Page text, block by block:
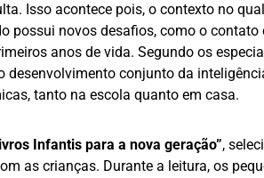
Isso acontece pois, o contexto no
possui novos desafios, como o
anos de vida. Segundo os
desenvolvimento conjunto da
tanto na escola quanto em casa.
Infantis para a nova geração”,
as crianças. Durante a leitura, os